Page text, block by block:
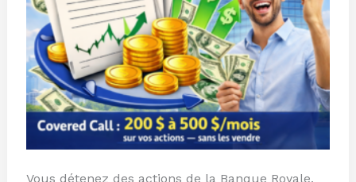
Vous détenez des actions de la Banque Royale,